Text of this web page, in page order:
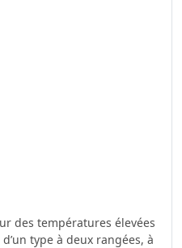
des températures élevées
type à deux rangées, à